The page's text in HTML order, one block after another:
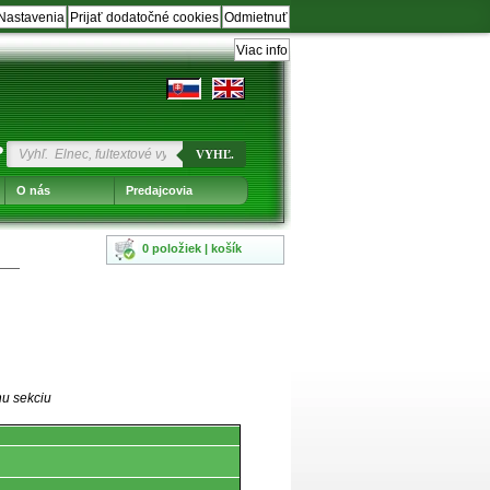
Odmietnuť
Prijať dodatočné cookies
Nastavenia
Viac info
VYHĽ.
O nás Predajcovia
0 položiek | košík
sekciu